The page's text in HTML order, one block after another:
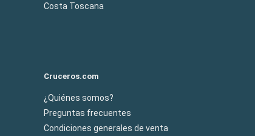
Costa Toscana
Cruceros.com
¿Quiénes somos?
Preguntas frecuentes
Condiciones generales de venta